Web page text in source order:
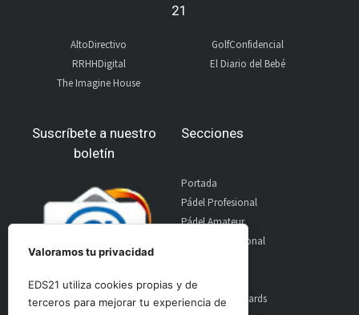
21
AltoDirectivo
RRHHDigital
The Imagine House
GolfConfidencial
El Diario del Bebé
Suscríbete a nuestro
boletín
Secciones
Portada
Pádel Profesional
Pádel Amateur
Pádel Internacional
Material
World Padel Awards
Valoramos tu privacidad
EDS21 utiliza cookies propias y de
terceros para mejorar tu experiencia de